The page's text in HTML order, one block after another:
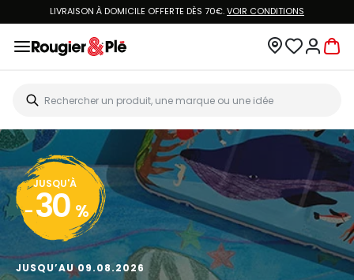
LIVRAISON À DOMICILE OFFERTE DÈS 70€.VOIR CONDITIONS
JUSQU'À
- 30 %
JUSQU’AU 09.08.2026